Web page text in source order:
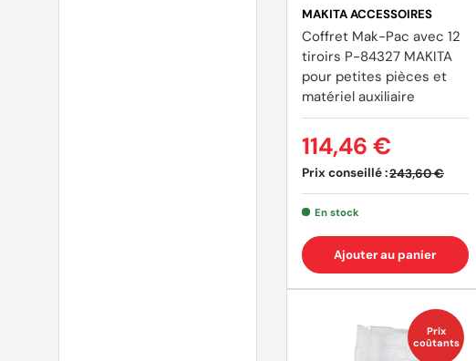
MAKITA ACCESSOIRES
Coffret Mak-Pac avec 12
tiroirs P-84327 MAKITA
pour petites pièces et
matériel auxiliaire
Prix conseillé :243,60 €
114,46 €
En stock
Ajouter au panier
Prix
coûtants